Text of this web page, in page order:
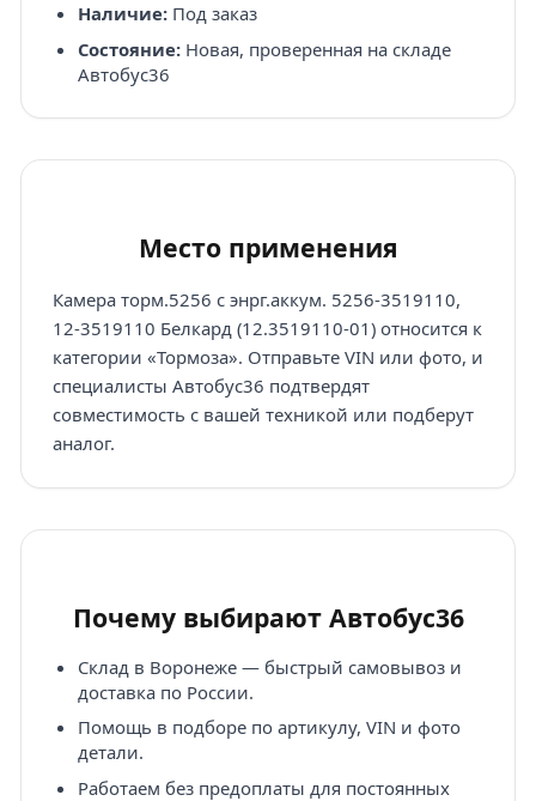
Наличие:Под заказ
Состояние:Новая, проверенная на складе
Автобус36
Место применения
Камера торм.5256 с энрг.аккум. 5256-3519110,
12-3519110 Белкард (12.3519110-01) относится к
категории «Тормоза». Отправьте VIN или фото, и
специалисты Автобус36 подтвердят
совместимость с вашей техникой или подберут
аналог.
Почему выбирают Автобус36
Склад в Воронеже — быстрый самовывоз и
доставка по России.
Помощь в подборе по артикулу, VIN и фото
детали.
Работаем без предоплаты для постоянных